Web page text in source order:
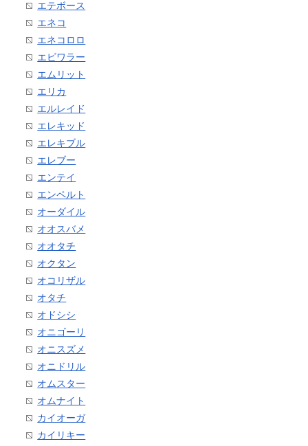
エテボース
エネコ
エネコロロ
エビワラー
エムリット
エリカ
エルレイド
エレキッド
エレキブル
エレブー
エンテイ
エンペルト
オーダイル
オオスバメ
オオタチ
オクタン
オコリザル
オタチ
オドシシ
オニゴーリ
オニスズメ
オニドリル
オムスター
オムナイト
カイオーガ
カイリキー